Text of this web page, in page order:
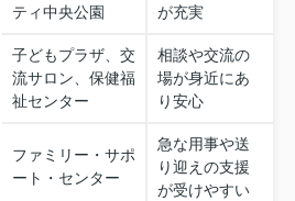
ティ中央公園
が充実
子どもプラザ、交
流サロン、保健福
祉センター
相談や交流の
場が身近にあ
り安心
ファミリー・サポ
ート・センター
急な用事や送
り迎えの支援
が受けやすい